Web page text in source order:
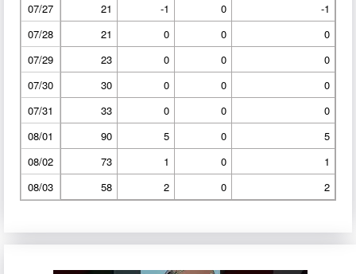
07/27
21 -1 0
-1
07/28
21 0 0
0
07/29
23 0 0
0
07/30
30 0 0
0
07/31
33 0 0
0
08/01
90 5 0
5
08/02
73 1 0
1
08/03
58 2 0 2